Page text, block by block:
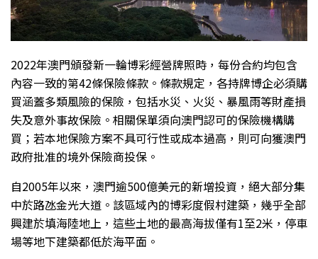
2022年澳門頒發新一輪博彩經營牌照時，每份合約均包含
內容一致的第42條保險條款。條款規定，各持牌博企必須購
買涵蓋多類風險的保險，包括水災、火災、暴風雨等財產損
失及意外事故保險。相關保單須向澳門認可的保險機構購
買；若本地保險方案不具可行性或成本過高，則可向獲澳門
政府批准的境外保險商投保。
自2005年以來，澳門逾500億美元的新增投資，絕大部分集
中於路氹金光大道。該區域內的博彩度假村建築，幾乎全部
興建於填海陸地上，這些土地的最高海拔僅有1至2米，停車
場等地下建築都低於海平面。